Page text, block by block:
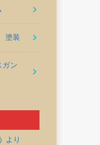
塗装
ガン
より